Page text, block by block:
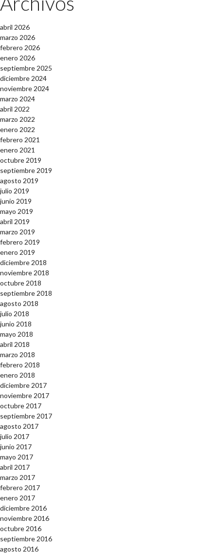
abril 2026
marzo 2026
febrero 2026
enero 2026
septiembre 2025
diciembre 2024
noviembre 2024
marzo 2024
abril 2022
marzo 2022
enero 2022
febrero 2021
enero 2021
octubre 2019
septiembre 2019
agosto 2019
julio 2019
junio 2019
mayo 2019
abril 2019
marzo 2019
febrero 2019
enero 2019
diciembre 2018
noviembre 2018
octubre 2018
septiembre 2018
agosto 2018
julio 2018
junio 2018
mayo 2018
abril 2018
marzo 2018
febrero 2018
enero 2018
diciembre 2017
noviembre 2017
octubre 2017
septiembre 2017
agosto 2017
julio 2017
junio 2017
mayo 2017
abril 2017
marzo 2017
febrero 2017
enero 2017
diciembre 2016
noviembre 2016
octubre 2016
septiembre 2016
agosto 2016